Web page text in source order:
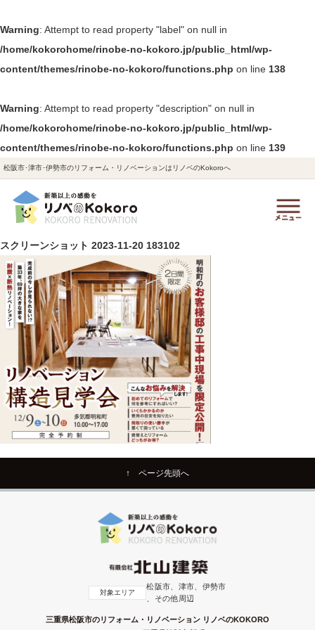
Warning: Attempt to read property "label" on null in
/home/kokorohome/rinobe-no-kokoro.jp/public_html/wp-
content/themes/rinobe-no-kokoro/functions.php on line 138
Warning: Attempt to read property "description" on null in
/home/kokorohome/rinobe-no-kokoro.jp/public_html/wp-
content/themes/rinobe-no-kokoro/functions.php on line 139
松阪市･津市･伊勢市のリフォーム・リノベーションはリノベのKokoroへ
スクリーンショット 2023-11-20 183102
↑ ページ先頭へ
対象エリア
松阪市、津市、伊勢市
、その他周辺
三重県松阪市のリフォーム・リノベーション リノベのKOKORO